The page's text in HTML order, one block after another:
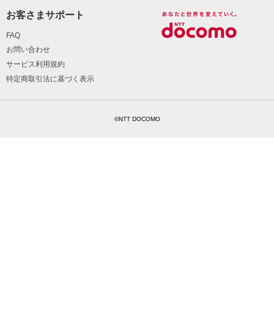
お客さまサポート
FAQ
お問い合わせ
サービス利用規約
特定商取引法に基づく表示
©NTT DOCOMO